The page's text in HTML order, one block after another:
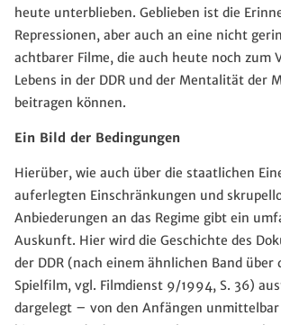
heute unterblieben. Geblieben ist die
Repressionen, aber auch an eine nicht
achtbarer Filme, die auch heute noch zum
Lebens in der DDR und der Mentalität der
beitragen können.
Ein Bild der Bedingungen
Hierüber, wie auch über die staatlichen
auferlegten Einschränkungen und
Anbiederungen an das Regime gibt ein
Auskunft. Hier wird die Geschichte des
der DDR (nach einem ähnlichen Band über
Spielfilm, vgl. Filmdienst 9/1994, S. 36)
dargelegt – von den Anfängen unmittelbar